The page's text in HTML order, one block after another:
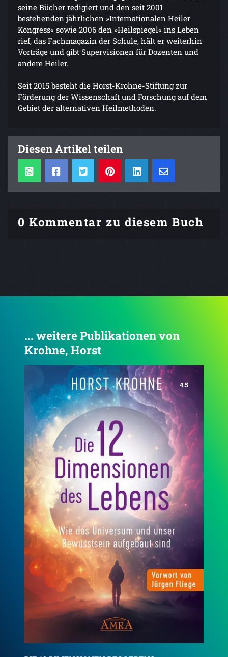
seine Bücher redigiert und den seit 2001
bestehenden jährlichen »Internationalen Heiler
Kongress« sowie 2006 den »Heilspiegel« ins Leben
rief, das Fachmagazin der Schule, hält er weiterhin
Vorträge und gibt Supervisionen für Dozenten und
andere Heiler.
Seit 2015 besteht die Horst-Krohne-Stiftung zur
Förderung der Wissenschaft und Forschung auf dem
Gebiet der alternativen Heilmethoden.
Diesen Artikel teilen
0 Kommentar zu diesem Buch
... weitere Publikationen von
Krohne, Horst
4.6